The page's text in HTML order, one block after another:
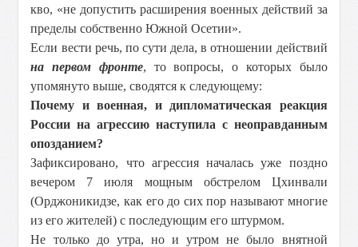
кво, «не допустить расширения военных действий за
пределы собственно Южной Осетии».
Если вести речь, по сути дела, в отношении действий
на первом фронте, то вопросы, о которых было
упомянуто выше, сводятся к следующему:
Почему и военная, и дипломатическая реакция
России на агрессию наступила с неоправданным
опозданием?
Зафиксировано, что агрессия началась уже поздно
вечером 7 июля мощным обстрелом Цхинвали
(Орджоникидзе, как его до сих пор называют многие
из его жителей) с последующим его штурмом.
Не только до утра, но и утром не было внятной